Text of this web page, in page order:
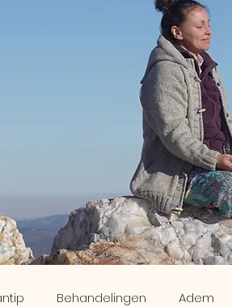
Behandelingen Adem